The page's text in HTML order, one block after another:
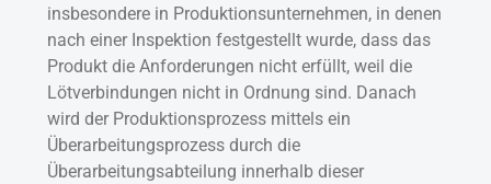
insbesondere in Produktionsunternehmen, in denen
nach einer Inspektion festgestellt wurde, dass das
Produkt die Anforderungen nicht erfüllt, weil die
Lötverbindungen nicht in Ordnung sind. Danach
wird der Produktionsprozess mittels ein
Überarbeitungsprozess durch die
Überarbeitungsabteilung innerhalb dieser